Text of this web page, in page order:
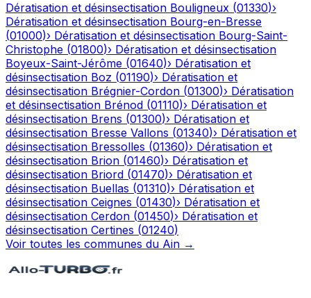
Dératisation et désinsectisation Bouligneux (01330)›
Dératisation et désinsectisation Bourg-en-Bresse
(01000)› Dératisation et désinsectisation Bourg-Saint-
Christophe (01800)› Dératisation et désinsectisation
Boyeux-Saint-Jérôme (01640)› Dératisation et
désinsectisation Boz (01190)› Dératisation et
désinsectisation Brégnier-Cordon (01300)› Dératisation
et désinsectisation Brénod (01110)› Dératisation et
désinsectisation Brens (01300)› Dératisation et
désinsectisation Bresse Vallons (01340)› Dératisation et
désinsectisation Bressolles (01360)› Dératisation et
désinsectisation Brion (01460)› Dératisation et
désinsectisation Briord (01470)› Dératisation et
désinsectisation Buellas (01310)› Dératisation et
désinsectisation Ceignes (01430)› Dératisation et
désinsectisation Cerdon (01450)› Dératisation et
désinsectisation Certines (01240)
Voir toutes les communes du Ain →